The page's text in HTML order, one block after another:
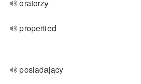
oratorzy
propertied
posiadający